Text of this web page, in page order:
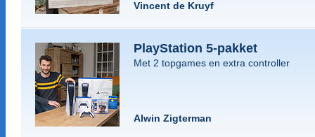
Vincent de Kruyf
PlayStation 5-pakket
Met 2 topgames en extra controller
Alwin Zigterman